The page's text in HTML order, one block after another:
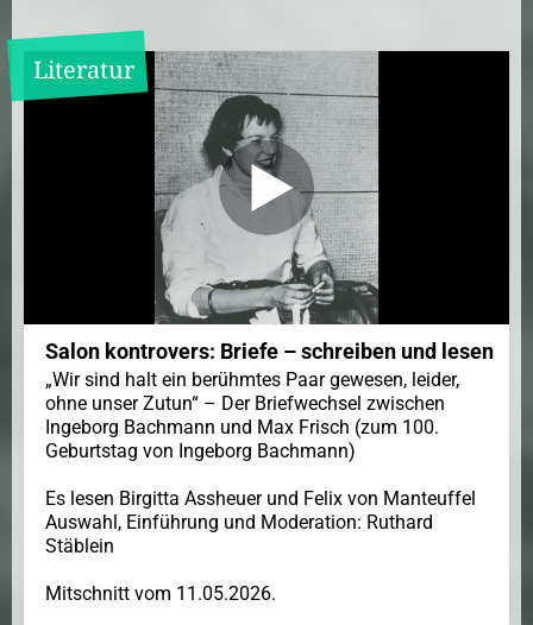
Literatur
Salon kontrovers: Briefe – schreiben und lesen
„Wir sind halt ein berühmtes Paar gewesen, leider,
ohne unser Zutun“ – Der Briefwechsel zwischen
Ingeborg Bachmann und Max Frisch (zum 100.
Geburtstag von Ingeborg Bachmann)
Es lesen Birgitta Assheuer und Felix von Manteuffel
Auswahl, Einführung und Moderation: Ruthard
Stäblein
Mitschnitt vom 11.05.2026.